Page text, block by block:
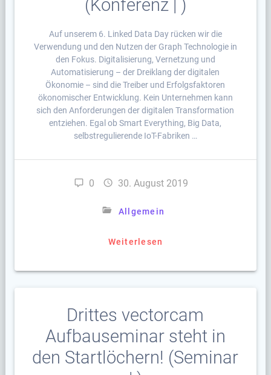
(Konferenz | )
Auf unserem 6. Linked Data Day rücken wir die
Verwendung und den Nutzen der Graph Technologie in
den Fokus. Digitalisierung, Vernetzung und
Automatisierung – der Dreiklang der digitalen
Ökonomie – sind die Treiber und Erfolgsfaktoren
ökonomischer Entwicklung. Kein Unternehmen kann
sich den Anforderungen der digitalen Transformation
entziehen. Egal ob Smart Everything, Big Data,
selbstregulierende IoT-Fabriken …
0 30. August 2019
Allgemein
Weiterlesen
Drittes vectorcam
Aufbauseminar steht in
den Startlöchern! (Seminar